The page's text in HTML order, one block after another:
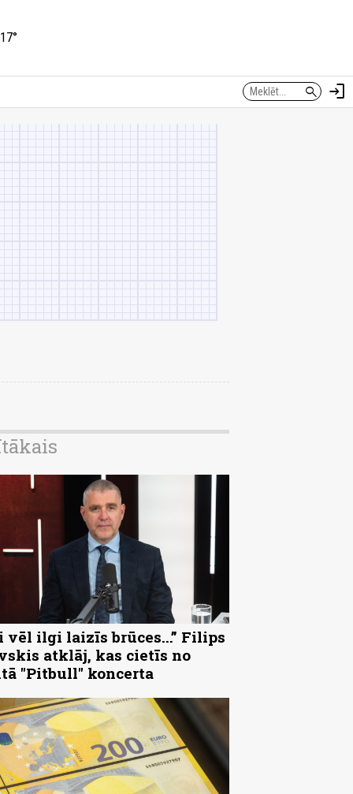
search login
vēl ilgi laizīs brūces...” Filips
atklāj, kas cietīs no
"Pitbull" koncerta